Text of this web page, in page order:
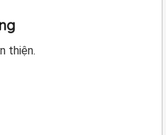
thiện.